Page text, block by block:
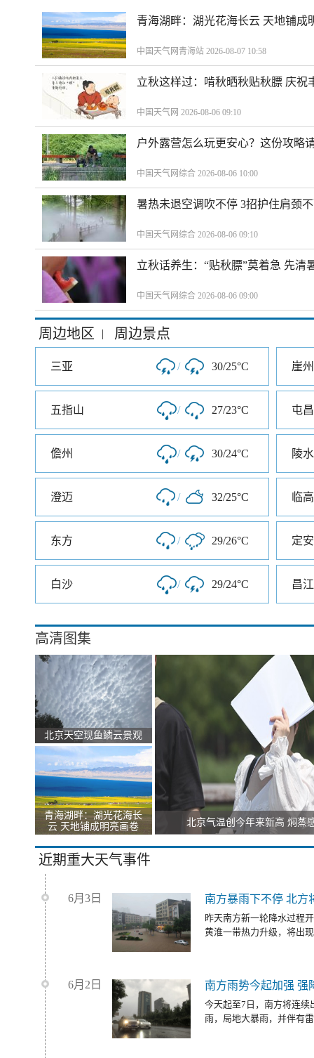
青海湖畔：湖光花海长云 天地铺成
中国天气网青海站 2026-08-07 10:58
立秋这样过：啃秋晒秋贴秋膘 庆祝
中国天气网 2026-08-06 09:10
户外露营怎么玩更安心？这份攻略
中国天气网综合 2026-08-06 10:00
暑热未退空调吹不停 3招护住肩颈
中国天气网综合 2026-08-06 09:10
立秋话养生：“贴秋膘”莫着急 先清
中国天气网综合 2026-08-06 09:00
周边地区 | 周边景点
三亚 / 30/25°C 崖州
五指山 / 27/23°C 屯昌
儋州 / 30/24°C 陵水
澄迈 / 32/25°C 临高
东方 / 29/26°C 定安
白沙 / 29/24°C 昌江
高清图集
北京天空现鱼鳞云景观
青海湖畔：湖光花海长
云 天地铺成明亮画卷
北京气温创今年来新高 焖蒸
近期重大天气事件
6月3日 南方暴雨下不停 北方
昨天南方新一轮降水过程
黄淮一带热力升级，将出
6月2日 南方雨势今起加强 强
今天起至7日，南方将连续
雨，局地大暴雨，并伴有